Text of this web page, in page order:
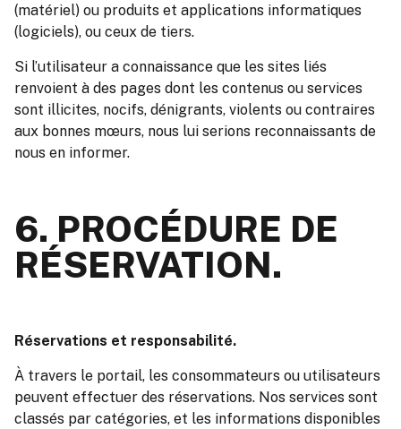
(matériel) ou produits et applications informatiques
(logiciels), ou ceux de tiers.
Si l’utilisateur a connaissance que les sites liés
renvoient à des pages dont les contenus ou services
sont illicites, nocifs, dénigrants, violents ou contraires
aux bonnes mœurs, nous lui serions reconnaissants de
nous en informer.
6. PROCÉDURE DE
RÉSERVATION.
Réservations et responsabilité.
À travers le portail, les consommateurs ou utilisateurs
peuvent effectuer des réservations. Nos services sont
classés par catégories, et les informations disponibles